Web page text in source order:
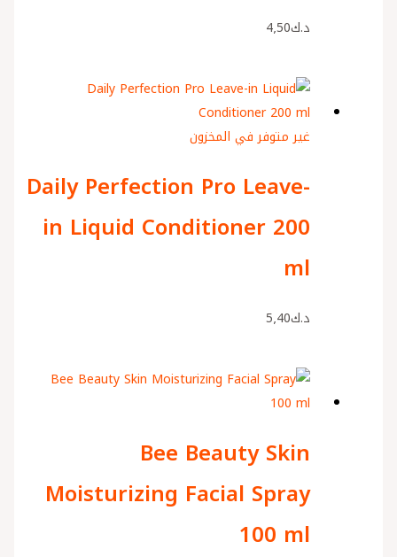
د.ك4٫50
غير متوفر في المخزون
Daily Perfection Pro Leave-
in Liquid Conditioner 200
ml
د.ك5٫40
Bee Beauty Skin
Moisturizing Facial Spray
100 ml